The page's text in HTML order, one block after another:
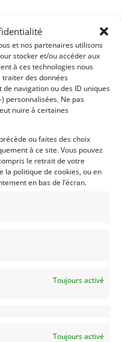
et nos partenaires utilisons
stocker et/ou accéder aux
à ces technologies nous
traiter des données
navigation ou des ID uniques
personnalisées. Ne pas
nuire à certaines
ou faites des choix
à ce site. Vous pouvez
le retrait de votre
la politique de cookies, ou en
en bas de l’écran.
Toujours activé
Toujours activé
ce modèle